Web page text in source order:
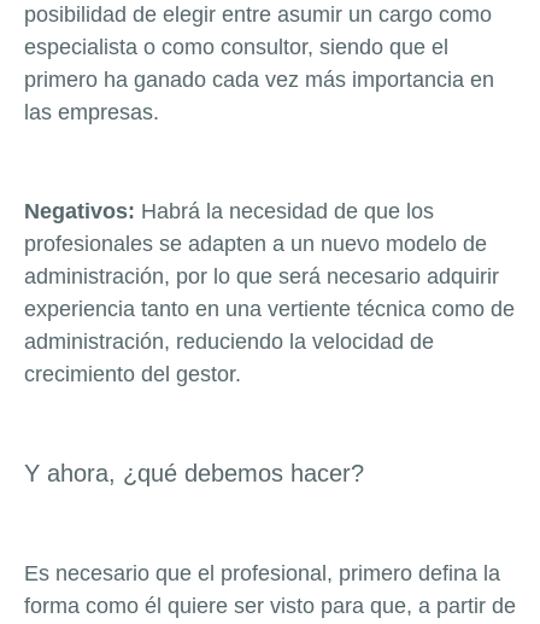
posibilidad de elegir entre asumir un cargo como
especialista o como consultor, siendo que el
primero ha ganado cada vez más importancia en
las empresas.
Negativos: Habrá la necesidad de que los
profesionales se adapten a un nuevo modelo de
administración, por lo que será necesario adquirir
experiencia tanto en una vertiente técnica como de
administración, reduciendo la velocidad de
crecimiento del gestor.
Y ahora, ¿qué debemos hacer?
Es necesario que el profesional, primero defina la
forma como él quiere ser visto para que, a partir de